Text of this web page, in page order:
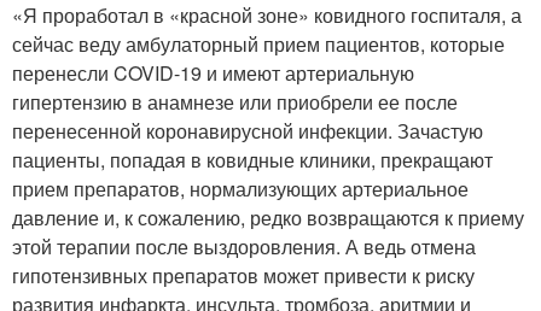
«Я проработал в «красной зоне» ковидного госпиталя, а
сейчас веду амбулаторный прием пациентов, которые
перенесли COVID-19 и имеют артериальную
гипертензию в анамнезе или приобрели ее после
перенесенной коронавирусной инфекции. Зачастую
пациенты, попадая в ковидные клиники, прекращают
прием препаратов, нормализующих артериальное
давление и, к сожалению, редко возвращаются к приему
этой терапии после выздоровления. А ведь отмена
гипотензивных препаратов может привести к риску
развития инфаркта, инсульта, тромбоза, аритмии и